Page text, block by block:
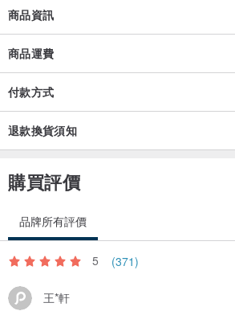
商品資訊
商品運費
付款方式
退款換貨須知
購買評價
品牌所有評價
5 (371)
王*軒